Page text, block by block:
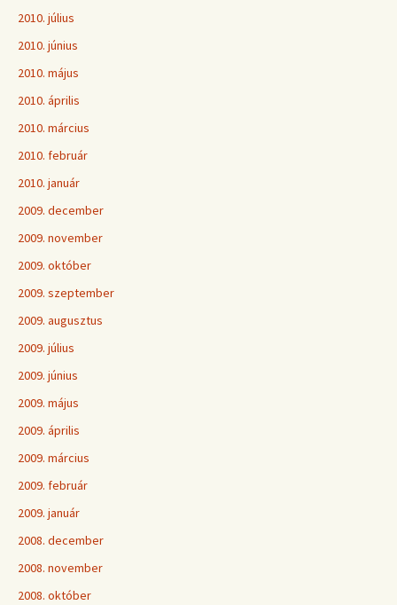
2010. július
2010. június
2010. május
2010. április
2010. március
2010. február
2010. január
2009. december
2009. november
2009. október
2009. szeptember
2009. augusztus
2009. július
2009. június
2009. május
2009. április
2009. március
2009. február
2009. január
2008. december
2008. november
2008. október